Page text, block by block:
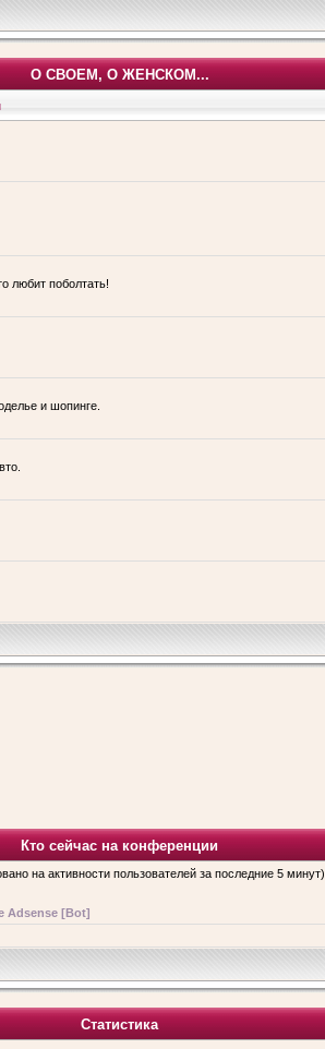
О СВОЕМ, О ЖЕНСКОМ...
любит поболтать!
и шопинге.
Кто сейчас на конференции
на активности пользователей за последние 5 минут)
Adsense [Bot]
Статистика